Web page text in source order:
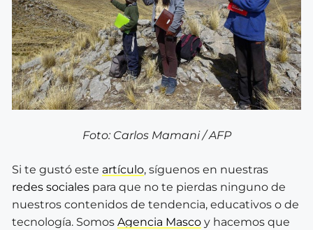
Foto: Carlos Mamani / AFP
Si te gustó este artículo, síguenos en nuestras
redes sociales para que no te pierdas ninguno de
nuestros contenidos de tendencia, educativos o de
tecnología. Somos Agencia Masco y hacemos que